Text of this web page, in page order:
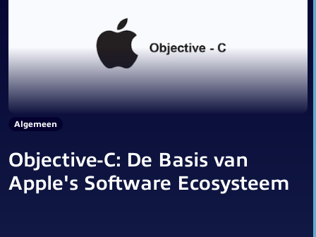
Algemeen
Objective-C: De Basis van
Apple's Software Ecosysteem